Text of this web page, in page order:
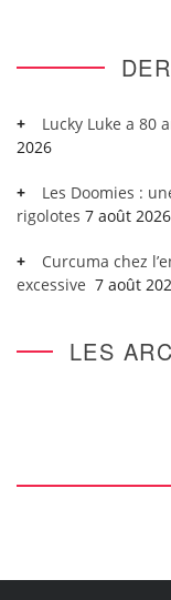
Lucky Luke a 80
2026
Les Doomies :
rigolotes 7 août 2026
Curcuma chez
excessive 7 août
LES